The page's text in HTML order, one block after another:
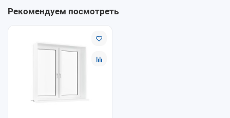
Рекомендуем посмотреть